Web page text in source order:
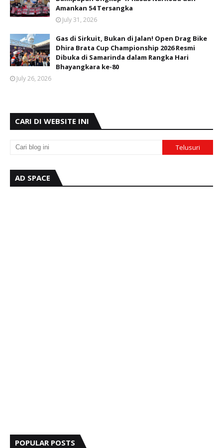
Amankan 54 Tersangka
July 31, 2026
Gas di Sirkuit, Bukan di Jalan! Open Drag Bike
Dhira Brata Cup Championship 2026 Resmi
Dibuka di Samarinda dalam Rangka Hari
Bhayangkara ke-80
July 26, 2026
CARI DI WEBSITE INI
AD SPACE
POPULAR POSTS